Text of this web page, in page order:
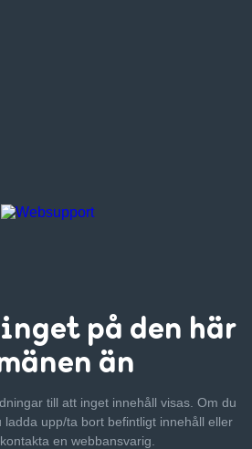
på den här
än
till att inget innehåll visas. Om du
upp/ta bort befintligt innehåll eller
en webbansvarig.